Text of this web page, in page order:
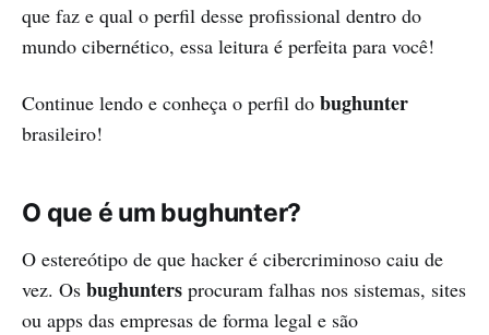
que faz e qual o perfil desse profissional dentro do
mundo cibernético, essa leitura é perfeita para você!
Continue lendo e conheça o perfil do bughunter
brasileiro!
O que é um bughunter?
O estereótipo de que hacker é cibercriminoso caiu de
vez. Os bughunters procuram falhas nos sistemas, sites
ou apps das empresas de forma legal e são